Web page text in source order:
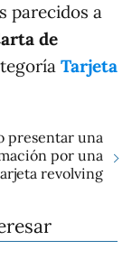
parecidos a
de
Tarjeta
presentar una
por una
revolving